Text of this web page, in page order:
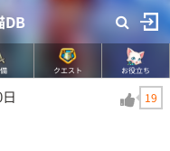
DB
クエスト お役立ち
19